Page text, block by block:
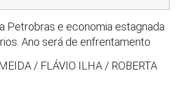
Petrobras e economia estagnada
Ano será de enfrentamento
/ FLÁVIO ILHA / ROBERTA